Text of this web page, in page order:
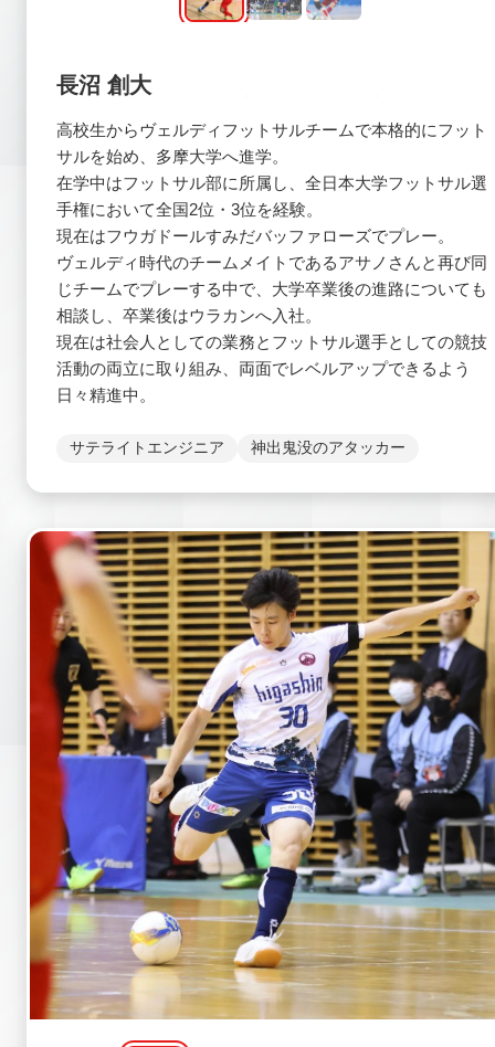
長沼 創大
高校生からヴェルディフットサルチームで本格的にフット
サルを始め、多摩大学へ進学。
在学中はフットサル部に所属し、全日本大学フットサル選
手権において全国2位・3位を経験。
現在はフウガドールすみだバッファローズでプレー。
ヴェルディ時代のチームメイトであるアサノさんと再び同
じチームでプレーする中で、大学卒業後の進路についても
相談し、卒業後はウラカンへ入社。
現在は社会人としての業務とフットサル選手としての競技
活動の両立に取り組み、両面でレベルアップできるよう
日々精進中。
サテライトエンジニア 神出鬼没のアタッカー